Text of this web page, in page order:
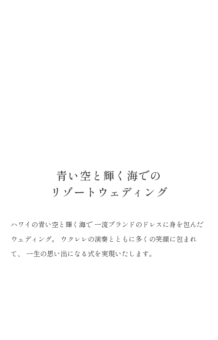
青い空と輝く海での
リゾートウェディング
ハワイの青い空と輝く海で 一流ブランドのドレスに身を包んだ
ウェディング。
ウクレレの演奏とともに多くの笑顔に包まれ
て、
一生の思い出になる式を実現いたします。